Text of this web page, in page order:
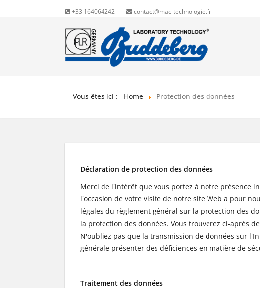
+33 164064242 contact@mac-technologie.fr
Vous êtes ici : Home Protection des données
Déclaration de protection des données
Merci de l'intérêt que vous portez à notre présence
l'occasion de votre visite de notre site Web a pour
légales du règlement général sur la protection des
la protection des données. Vous trouverez ci-après
N'oubliez pas que la transmission de données sur
générale présenter des déficiences en matière de
Traitement des données